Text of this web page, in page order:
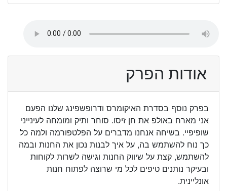
אודות הפרק
בפרק נוסף בסדרת האיקומרס ודרופשפינג שלנו הפעם
אני מארח באולפ את חן זיסו. סוחר ותיק ומומחה לעינייני
שופיפיי. בשיחה אנחנו מדברים על הפלטפורמה ולמה כל
כך נוח להשתמש בה, על איך לבנות נכון את החנות ובמה
להשתמש, קצת על שיווק החנות וגישה לשרות לקוחות
ובעיקר נותנים טיפים לכל מי שרוצה לפתוח חנות
אונליינית.